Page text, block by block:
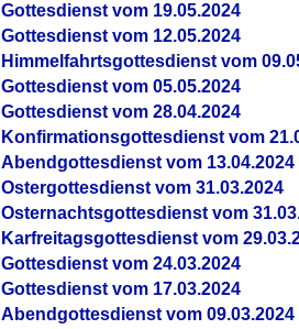
Gottesdienst vom 19.05.2024
Gottesdienst vom 12.05.2024
Himmelfahrtsgottesdienst vom
Gottesdienst vom 05.05.2024
Gottesdienst vom 28.04.2024
Konfirmationsgottesdienst vom
Abendgottesdienst vom 13.04.2024
Ostergottesdienst vom 31.03.2024
Osternachtsgottesdienst vom
Karfreitagsgottesdienst vom
Gottesdienst vom 24.03.2024
Gottesdienst vom 17.03.2024
Abendgottesdienst vom 09.03.2024